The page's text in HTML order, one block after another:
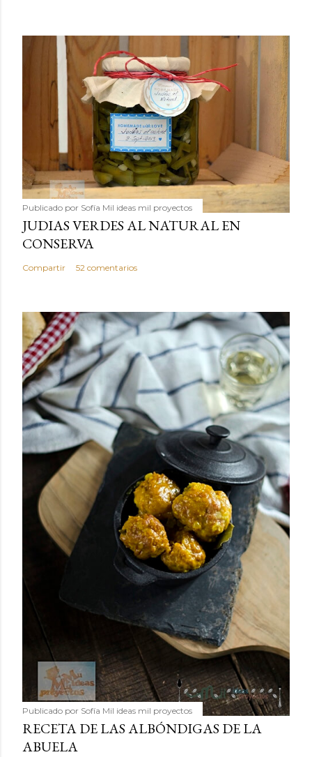
Publicado por Sofía Mil ideas mil proyectos
JUDIAS VERDES AL NATURAL EN
CONSERVA
Compartir 52 comentarios
Publicado por Sofía Mil ideas mil proyectos
RECETA DE LAS ALBÓNDIGAS DE LA
ABUELA